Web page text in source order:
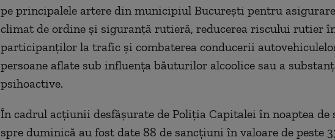
pe principalele artere din municipiul București pentru
climat de ordine și siguranță rutieră, reducerea riscului rutier
participanților la trafic și combaterea conducerii
persoane aflate sub influența băuturilor alcoolice sau a
psihoactive.
În cadrul acțiunii desfășurate de Poliția Capitalei în noaptea de
spre duminică au fost date 88 de sancțiuni în valoare de peste